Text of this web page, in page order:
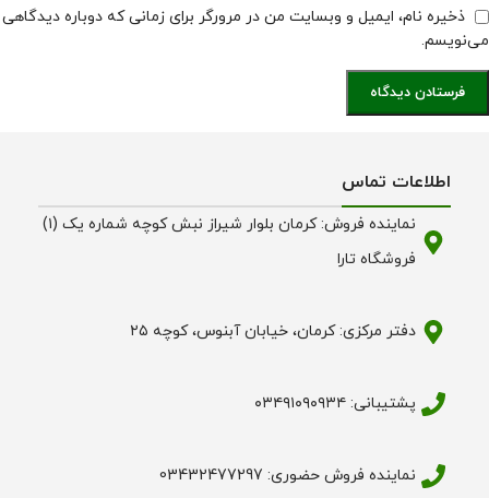
ذخیره نام، ایمیل و وبسایت من در مرورگر برای زمانی که دوباره دیدگاهی
می‌نویسم.
اطلاعات تماس
نماینده فروش: کرمان بلوار شیراز نبش کوچه شماره یک (۱)
فروشگاه تارا
دفتر مرکزی: کرمان، خیابان آبنوس، کوچه ۲۵
پشتیبانی: ۰۳۴۹۱۰۹۰۹۳۴
نماینده فروش حضوری: 03432477297